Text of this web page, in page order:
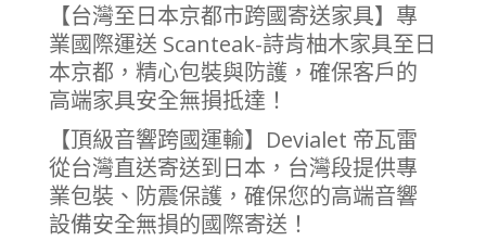
【台灣至日本京都市跨國寄送家具】專
業國際運送 Scanteak-詩肯柚木家具至日
本京都，精心包裝與防護，確保客戶的
高端家具安全無損抵達！
【頂級音響跨國運輸】Devialet 帝瓦雷
從台灣直送寄送到日本，台灣段提供專
業包裝、防震保護，確保您的高端音響
設備安全無損的國際寄送！